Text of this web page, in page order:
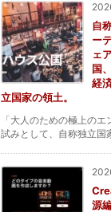
自
ー
ェ
国
経
立国家の領土。
「大人のための極上の
試みとして、自称独立国
源